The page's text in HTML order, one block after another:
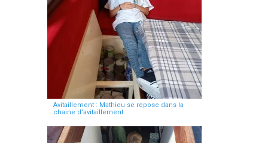
Avitaillement : Mathieu se repose dans la
chaine d'avitaillement